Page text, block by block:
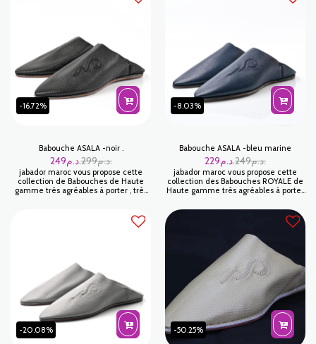
-16.72%
Babouche ASALA -noir .
299 د.م. 249 د.م.
jabador maroc vous propose cette
collection de Babouches de Haute
gamme très agréables à porter , très
-8.03%
Babouche ASALA -bleu marine
249 د.م. 229 د.م.
jabador maroc vous propose cette
collection des Babouches ROYALE de
Haute gamme très agréables à porter
grande souplesse. Un look unique
-20.08% -50.25%